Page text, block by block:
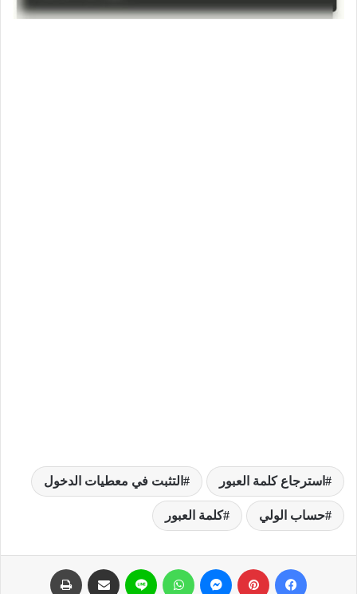
استرجاع كلمة العبور التثبت في معطيات الدخول
حساب الولي كلمة العبور